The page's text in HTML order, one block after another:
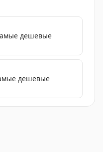
дешевые
дешевые